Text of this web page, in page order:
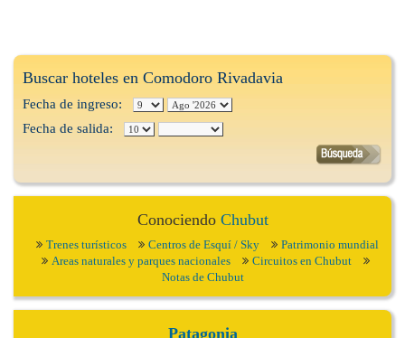
Buscar hoteles en Comodoro Rivadavia
Fecha de ingreso:
Fecha de salida:
Conociendo Chubut
Trenes turísticos Centros de Esquí / Sky
Patrimonio mundial
Areas naturales y parques nacionales
Circuitos en Chubut
Notas de Chubut
Patagonia